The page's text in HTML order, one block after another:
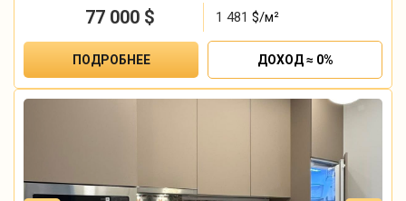
77 000 $ 1 481 $/м²
ПОДРОБНЕЕ ДОХОД ≈ 0%